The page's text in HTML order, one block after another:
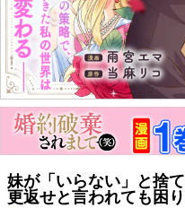
妹が「いらない」と捨
更返せと言われても困